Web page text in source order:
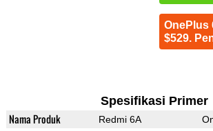
OnePlus
$529.
Spesifikasi Primer
Nama Produk Redmi 6A